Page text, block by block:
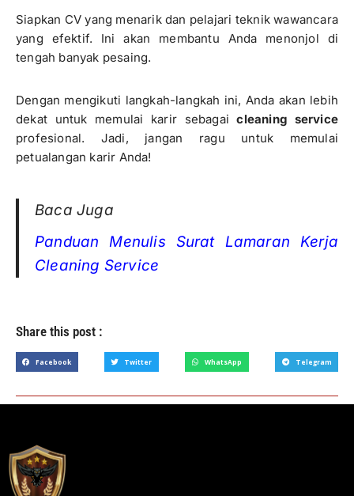
Siapkan CV yang menarik dan pelajari teknik wawancara
yang efektif. Ini akan membantu Anda menonjol di
tengah banyak pesaing.
Dengan mengikuti langkah-langkah ini, Anda akan lebih
dekat untuk memulai karir sebagaicleaning service
profesional. Jadi, jangan ragu untuk memulai
petualangan karir Anda!
Baca Juga
Panduan Menulis Surat Lamaran Kerja
Cleaning Service
Share this post :
Facebook Twitter WhatsApp Telegram